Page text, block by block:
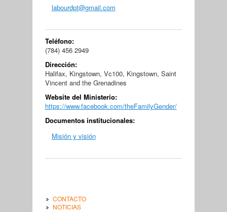
labourdpt@gmail.com
Teléfono:
(784) 456 2949
Dirección:
Halifax, Kingstown, Vc100, Kingstown, Saint
Vincent and the Grenadines
Website del Ministerio:
https://www.facebook.com/theFamilyGender/
Documentos institucionales:
Misión y visión
CONTACTO
NOTICIAS